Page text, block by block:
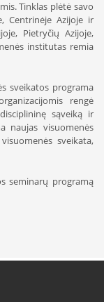
Tinklas plėtė savo
Centrinėje Azijoje ir
Pietryčių Azijoje,
institutas remia
sveikatos programa
rengė
sąveiką ir
naujas visuomenės
sveikata,
seminarų programą